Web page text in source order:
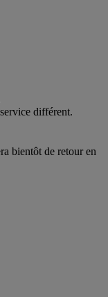
différent.
bientôt de retour en